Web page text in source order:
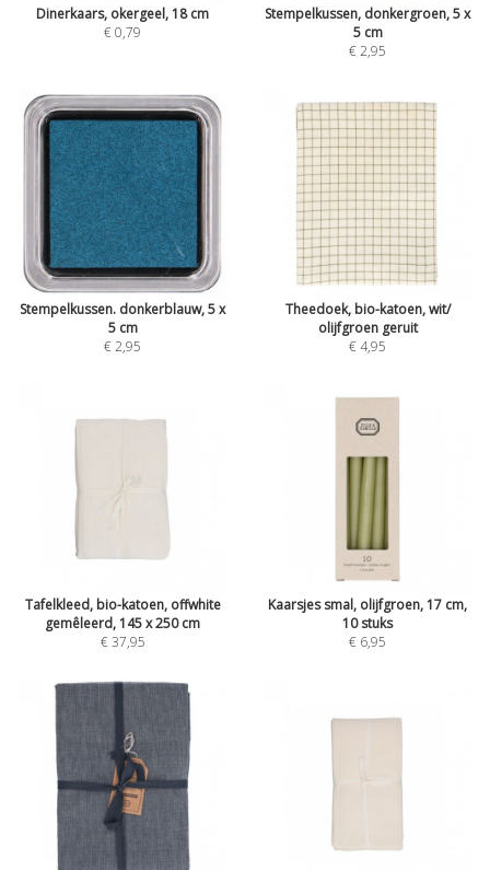
Dinerkaars, okergeel, 18 cm
€ 0,79
Stempelkussen, donkergroen, 5 x
5 cm
€ 2,95
Stempelkussen. donkerblauw, 5 x
5 cm
€ 2,95
Theedoek, bio-katoen, wit/
olijfgroen geruit
€ 4,95
Tafelkleed, bio-katoen, offwhite
gemêleerd, 145 x 250 cm
€ 37,95
Kaarsjes smal, olijfgroen, 17 cm,
10 stuks
€ 6,95